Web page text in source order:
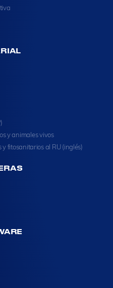
y animales vivos
fitosanitarios al RU (inglés)